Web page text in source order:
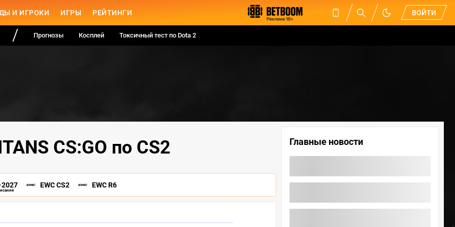
И ИГРОКИ ИГРЫ РЕЙТИНГИ ВОЙТИ
Прогнозы Косплей Токсичный тест по Dota 2
CS:GO по CS2
EWC CS2 EWC R6
Главные новости